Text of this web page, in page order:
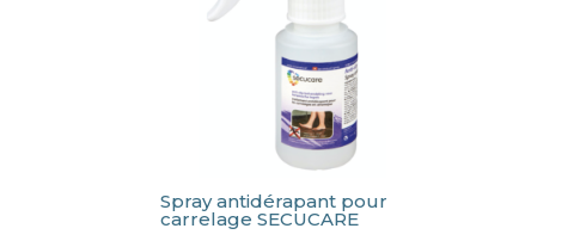
Spray antidérapant pour
carrelage SECUCARE